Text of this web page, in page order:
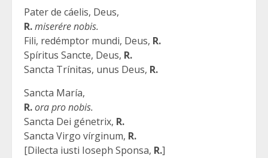
Pater de cáelis, Deus,
R.miserére nobis.
Fili, redémptor mundi, Deus, R.
Spíritus Sancte, Deus, R.
Sancta Trínitas, unus Deus, R.
Sancta María,
R.ora pro nobis.
Sancta Dei génetrix, R.
Sancta Virgo vírginum, R.
[Dilecta iusti Ioseph Sponsa, R.]